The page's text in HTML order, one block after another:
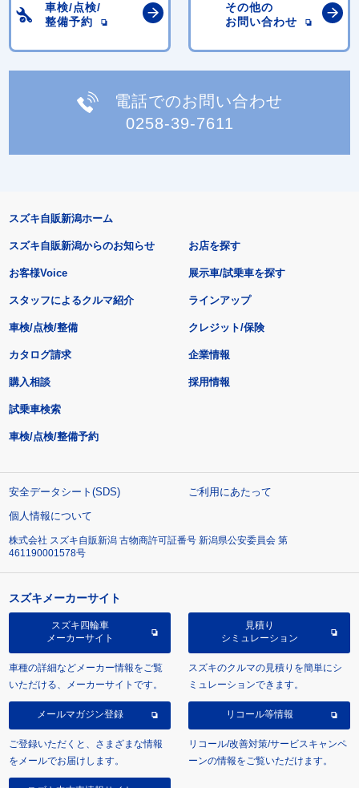
車検/点検/
整備予約
その他の
お問い合わせ
電話でのお問い合わせ
0258-39-7611
スズキ自販新潟ホーム
スズキ自販新潟からのお知らせ
お客様Voice
スタッフによるクルマ紹介
お店を探す
展示車/試乗車を探す
ラインアップ
車検/点検/整備 クレジット/保険
カタログ請求
購入相談
試乗車検索
車検/点検/整備予約
企業情報
採用情報
安全データシート(SDS)
ご利用にあたって
個人情報について
株式会社 スズキ自販新潟 古物商許可証番号 新潟県公安委員会 第
461190001578号
スズキメーカーサイト
スズキ四輪車
メーカーサイト
車種の詳細などメーカー情報をご覧
いただける、メーカーサイトです。
見積り
シミュレーション
スズキのクルマの見積りを簡単にシ
ミュレーションできます。
メールマガジン登録
ご登録いただくと、さまざまな情報
をメールでお届けします。
リコール等情報
リコール/改善対策/サービスキャンペ
ーンの情報をご覧いただけます。